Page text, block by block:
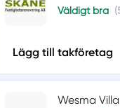
Väldigt bra
Lägg till takföretag
Wesma